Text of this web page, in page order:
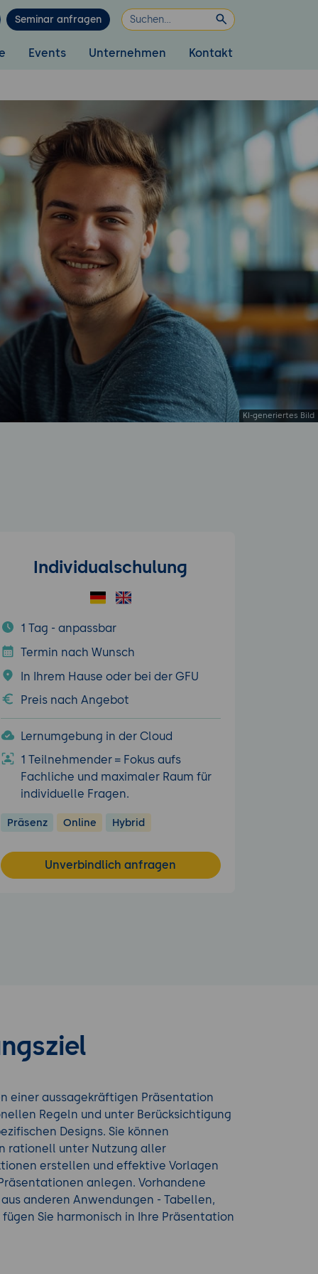
Seminar anfragen
Events Unternehmen Kontakt
Individualschulung
1 Tag - anpassbar
Termin nach Wunsch
In Ihrem Hause oder bei der GFU
Preis nach Angebot
Lernumgebung in der Cloud
1 Teilnehmender = Fokus aufs
Fachliche und maximaler Raum für
individuelle Fragen.
Präsenz Online Hybrid
Unverbindlich anfragen
einer aussagekräftigen Präsentation
Regeln und unter Berücksichtigung
Designs. Sie können
rationell unter Nutzung aller
erstellen und effektive Vorlagen
anlegen. Vorhandene
anderen Anwendungen - Tabellen,
fügen Sie harmonisch in Ihre Präsentation